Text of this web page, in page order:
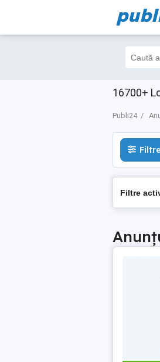
16700+
Publi24
Filtre
Filtre
Filtre